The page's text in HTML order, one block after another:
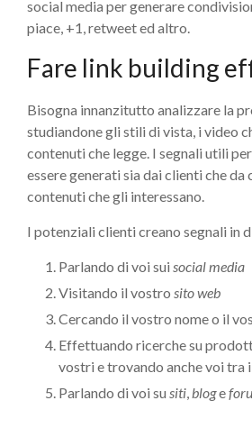
social media per generare
piace, +1, retweet ed altro.
Fare link building
Bisogna innanzitutto analizzare la
studiandone gli stili di vista, i video
contenuti che legge. I segnali utili
essere generati sia dai clienti che da
contenuti che gli interessano.
I potenziali clienti creano segnali in
Parlando di voi sui social media
Visitando il vostro sito web
Cercando il vostro nome o il
Effettuando ricerche su
vostri e trovando anche voi tra
Parlando di voi su siti,bloge